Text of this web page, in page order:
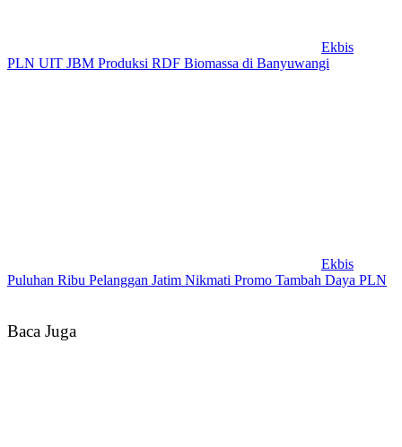
Ekbis
PLN UIT JBM Produksi RDF Biomassa di Banyuwangi
Ekbis
Puluhan Ribu Pelanggan Jatim Nikmati Promo Tambah Daya PLN
Baca Juga